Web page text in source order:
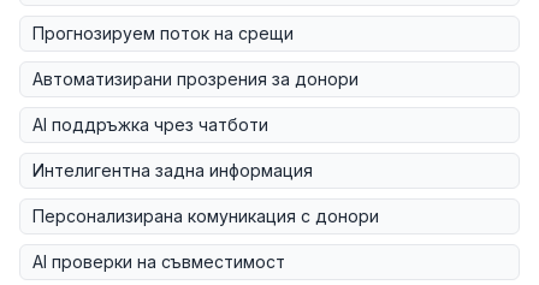
Прогнозируем поток на срещи
Автоматизирани прозрения за донори
AI поддръжка чрез чатботи
Интелигентна задна информация
Персонализирана комуникация с донори
AI проверки на съвместимост